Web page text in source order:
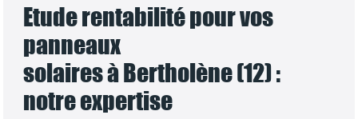
Etude rentabilité pour vos
panneaux
solaires à Bertholène (12) :
notre expertise